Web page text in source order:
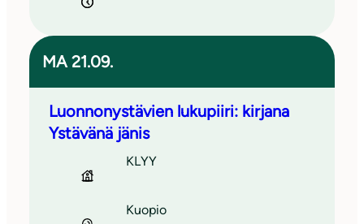
MA 21.09.
Luonnonystävien lukupiiri: kirjana
Ystävänä jänis
KLYY
Kuopio